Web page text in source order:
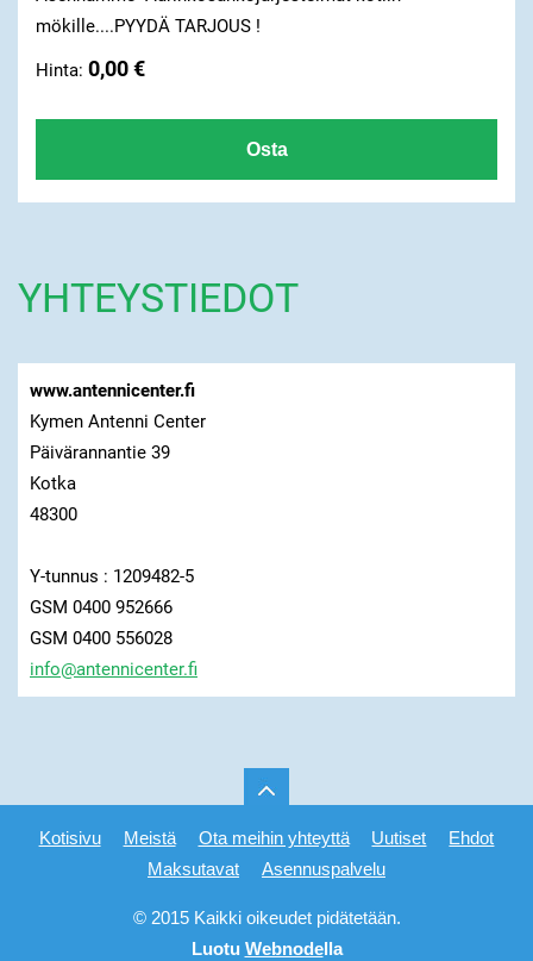
mökille....PYYDÄ TARJOUS !
Hinta: 0,00 €
YHTEYSTIEDOT
www.antennicenter.fi
Kymen Antenni Center
Päivärannantie 39
Kotka
48300
Y-tunnus : 1209482-5
GSM 0400 952666
GSM 0400 556028
info@antennicenter.fi
Kotisivu Meistä Ota meihin yhteyttä Uutiset
Ehdot
Maksutavat
Asennuspalvelu
© 2015 Kaikki oikeudet pidätetään.
Luotu Webnodella